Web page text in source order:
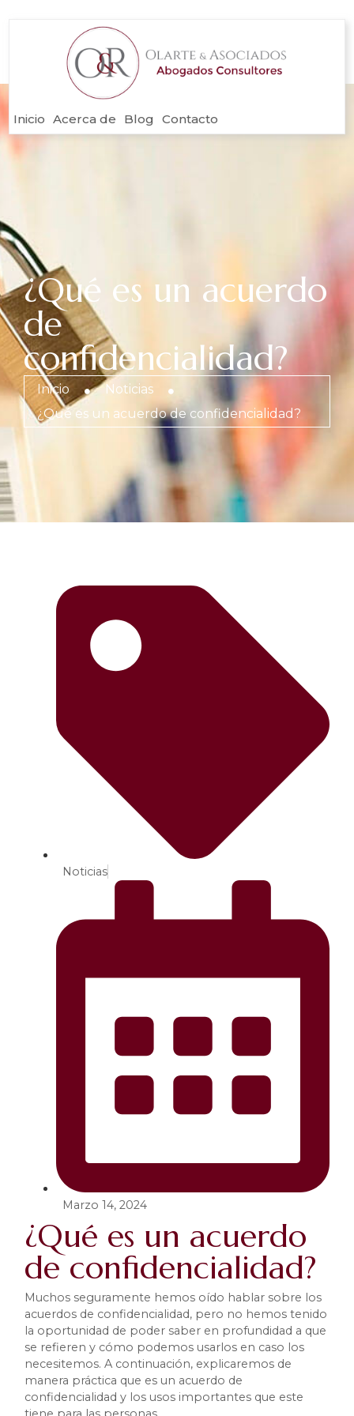
Inicio Acerca de Blog Contacto
¿Qué es un acuerdo
de
confidencialidad?
Inicio
Noticias
¿Qué es un acuerdo de confidencialidad?
Noticias
Marzo 14, 2024
¿Qué es un acuerdo
de confidencialidad?
Muchos seguramente hemos oído hablar sobre los
acuerdos de confidencialidad, pero no hemos tenido
la oportunidad de poder saber en profundidad a que
se refieren y cómo podemos usarlos en caso los
necesitemos. A continuación, explicaremos de
manera práctica que es un acuerdo de
confidencialidad y los usos importantes que este